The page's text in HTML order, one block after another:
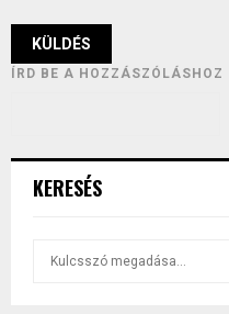
ÍRD BE A HOZZÁSZÓLÁSHOZ
KERESÉS